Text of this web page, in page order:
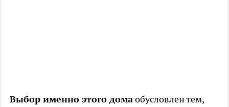
Выбор именно этого домаобусловлен тем,